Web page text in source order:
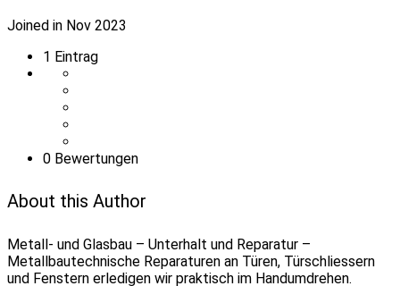
Joined in Nov 2023
1 Eintrag
0 Bewertungen
About this Author
Metall- und Glasbau – Unterhalt und Reparatur –
Metallbautechnische Reparaturen an Türen, Türschliessern
und Fenstern erledigen wir praktisch im Handumdrehen.